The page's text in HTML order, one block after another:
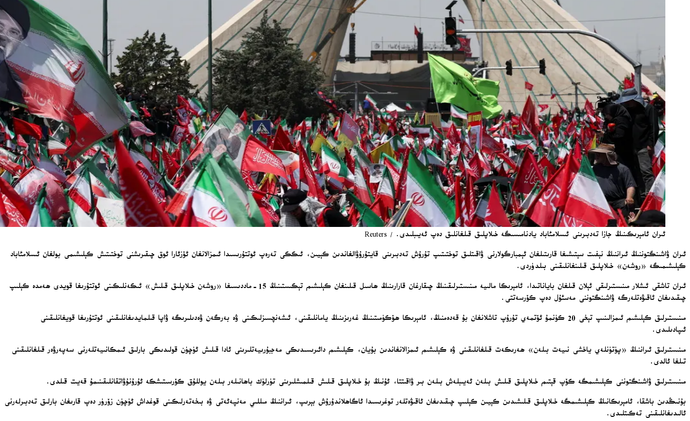
ئىران ئامېرىكىنىڭ جازا تەدبىرىنى ئىسلامئاباد يادنامىسىگە خىلاپلىق قىلغانلىق دەپ ئەيىبلىدى. / Reuters
ئىران ۋاشىنگتوننىڭ ئىراننىڭ نېفىت سېتىشىغا قارىتىلغان ئېمبارگولارنى ۋاقىتلىق توختىتىپ تۇرۇش تەدبىرىنى قايتۇرۇۋالغاندىن كېيىن، ئىككى تەرەپ ئوتتۇرىسىدا ئىمزالانغان ئۆزئارا ئوق چىقىرىشنى توختىتىش كېلىشىمى بولغان ئىسلامئاباد
كېلىشىمىگە «روشەن» خىلاپلىق قىلىنغانلىقىنى بىلدۈردى.
ئىران تاشقى ئىشلار مىنىستىرلىقى ئېلان قىلغان باياناتىدا، ئامېرىكا مالىيە مىنىستىرلىقىنىڭ چىقارغان قارارىنىڭ ھاسىل قىلىنغان كېلىشىم تېكىستىنىڭ 15-ماددىسىغا «روشەن خىلاپلىق قىلىش» ئىكەنلىكىنى ئوتتۇرىغا قويدى ھەمدە كېلىپ
چىقىدىغان ئاقىۋەتلەرگە ۋاشىنگتوننى مەسئۇل دەپ كۆرسەتتى.
مىنىستىرلىق كېلىشىم ئىمزالىنىپ تېخى 20 كۈنمۇ ئۆتمەي تۇرۇپ تاشلانغان بۇ قەدەمنىڭ، ئامېرىكا ھۆكۈمىتىنىڭ غەرىزىنىڭ يامانلىقىنى، ئىشەنچسىزلىكىنى ۋە بەرگەن ۋەدىلىرىگە ۋاپا قىلمايدىغانلىقىنى ئوتتۇرىغا قويغانلىقىنى
ئىپادىلىدى.
مىنىستىرلىق ئىراننىڭ «پۈتۈنلەي ياخشى نىيەت بىلەن» ھەرىكەت قىلغانلىقىنى ۋە كېلىشىم ئىمزالانغاندىن بۇيان، كېلىشىم دائىرىسىدىكى مەجبۇرىيەتلىرىنى ئادا قىلىش ئۈچۈن قولىدىكى بارلىق ئىمكانىيەتلەرنى سەپەرۋەر قىلغانلىقىنى
تىلغا ئالدى.
مىنىستىرلىق ۋاشىنگتوننى كېلىشىمگە كۆپ قېتىم خىلاپلىق قىلىش بىلەن ئەيىبلەش بىلەن بىر ۋاقىتتا، ئۇنىڭ بۇ خىلاپلىق قىلىش قىلمىشلىرىنى تۈرلۈك باھانىلەر بىلەن يوللۇق كۆرسىتىشكە ئۇرۇنۇۋاتقانلىقىنىمۇ قەيت قىلدى.
بۇنىڭدىن باشقا، ئامېرىكانىڭ كېلىشىمگە خىلاپلىق قىلىشىدىن كېيىن كېلىپ چىقىدىغان ئاقىۋەتلەر توغرىسىدا ئاگاھلاندۇرۇش بېرىپ، ئىراننىڭ مىللىي مەنپەئەتى ۋە بىخەتەرلىكىنى قوغداش ئۈچۈن زۆرۈر دەپ قارىغان بارلىق تەدبىرلەرنى
ئالىدىغانلىقىنى تەكىتلىدى.